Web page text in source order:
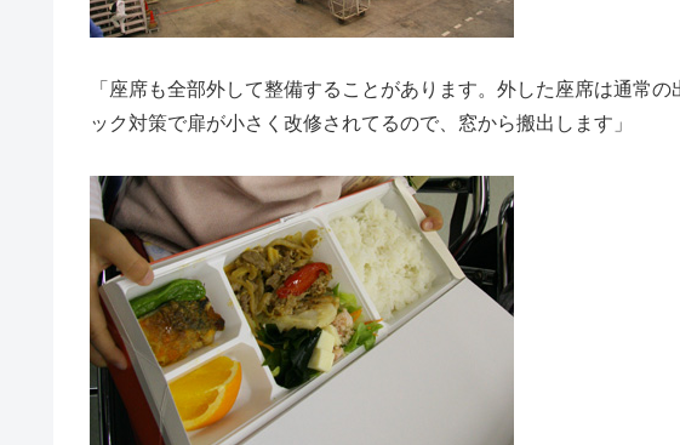
「座席も全部外して整備することがあります。外した座席は通常
ック対策で扉が小さく改修されてるので、窓から搬出します」